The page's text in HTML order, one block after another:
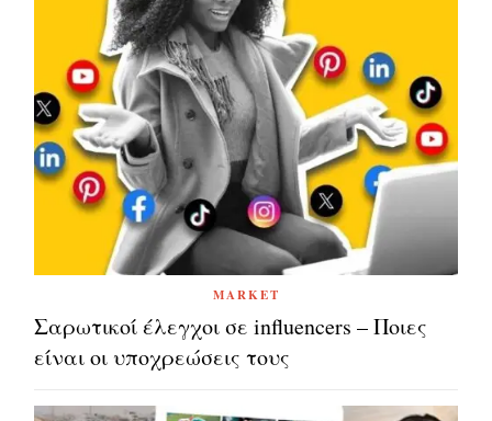
MARKET
Σαρωτικοί έλεγχοι σε influencers – Ποιες
είναι οι υποχρεώσεις τους